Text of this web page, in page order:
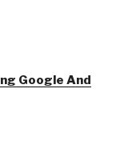
Google And